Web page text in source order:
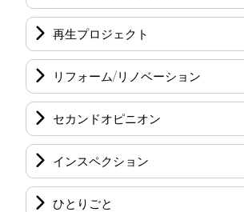
再生プロジェクト
リフォーム/リノベーション
セカンドオピニオン
インスペクション
ひとりごと